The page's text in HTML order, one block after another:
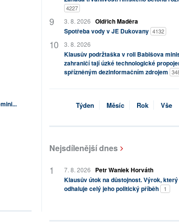
4227
3. 8. 2026 Oldřich Maděra
Spotřeba vody v JE Dukovany 4132
3. 8. 2026
Klausův podržtaška v roli Babišova
zahraničí tají úzké technologické
spřízněným dezinformačním zdrojem
Týden Měsíc Rok Vše
Nejsdílenější dnes
7. 8. 2026
Petr Waniek Horváth
Klausův útok na důstojnost. Výrok, který
odhaluje celý jeho politický příběh
1